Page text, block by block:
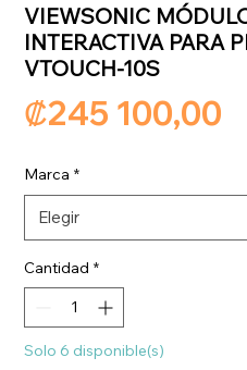
VIEWSONIC
INTERACTIVA PARA
VTOUCH-10S
₡245 100,00
Marca *
Cantidad *
Solo 6 disponible(s)